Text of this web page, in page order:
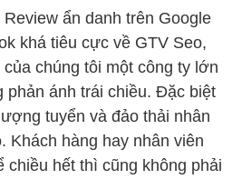
ẩn danh trên Google
khá tiêu cực về GTV Seo,
chúng tôi một công ty lớn
phản ánh trái chiều. Đặc biệt
tuyển và đảo thải nhân
Khách hàng hay nhân viên
chiều hết thì cũng không phải